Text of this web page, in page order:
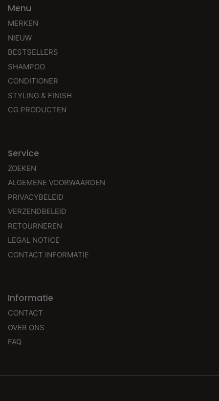
Menu
MERKEN
NIEUW
BESTSELLERS
SHAMPOO
CONDITIONER
STYLING & FINISH
CG PRODUCTEN
Service
ZOEKEN
ALGEMENE VOORWAARDEN
PRIVACYBELEID
VERZENDBELEID
RETOURNEREN
LEGAL NOTICE
CONTACT INFORMATIE
Informatie
CONTACT
OVER ONS
FAQ